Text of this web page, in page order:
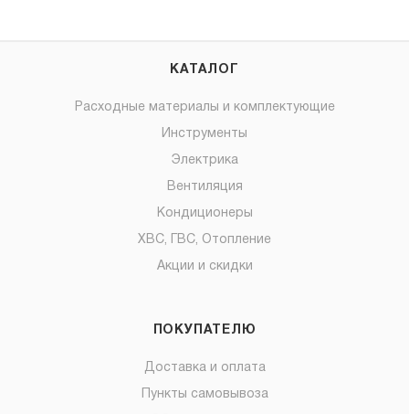
КАТАЛОГ
Расходные материалы и комплектующие
Инструменты
Электрика
Вентиляция
Кондиционеры
ХВС, ГВС, Отопление
Акции и скидки
ПОКУПАТЕЛЮ
Доставка и оплата
Пункты самовывоза